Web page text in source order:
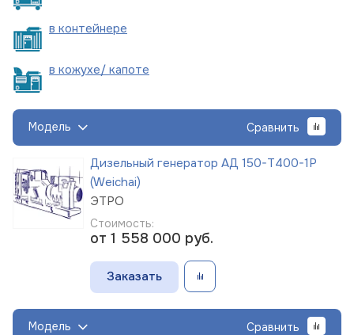
в контейнере
в кожухе/ капоте
Модель Сравнить
Дизельный генератор АД 150-Т400-1Р
(Weichai)
ЭТРО
Стоимость:
от 1 558 000 руб.
Заказать
Модель Сравнить